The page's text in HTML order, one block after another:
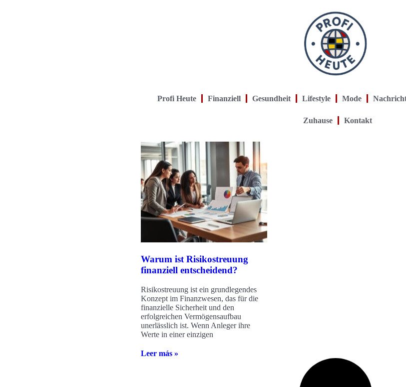
Profi Heute Finanziell Gesundheit Lifestyle Mode
Zuhause Kontakt
Warum ist Risikostreuung
finanziell entscheidend?
Risikostreuung ist ein grundlegendes
Konzept im Finanzwesen, das für die
finanzielle Sicherheit und den
erfolgreichen Vermögensaufbau
unerlässlich ist. Wenn Anleger ihre
Werte in einer einzigen
Leer más »